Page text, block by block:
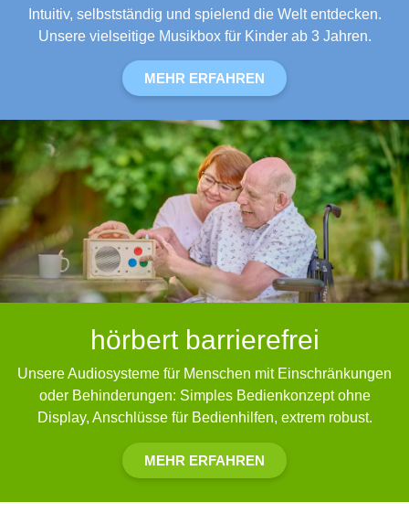
Intuitiv, selbstständig und spielend die Welt entdecken.
Unsere vielseitige Musikbox für Kinder ab 3 Jahren.
MEHR ERFAHREN
hörbert barrierefrei
Unsere Audiosysteme für Menschen mit Einschränkungen
oder Behinderungen: Simples Bedienkonzept ohne
Display, Anschlüsse für Bedienhilfen, extrem robust.
MEHR ERFAHREN